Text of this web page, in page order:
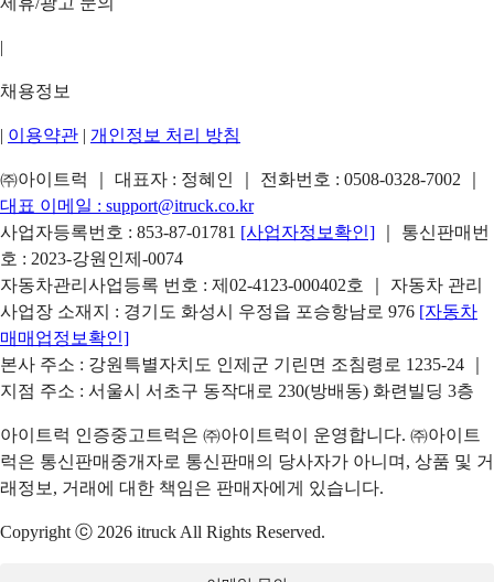
|
채용정보
| 이용약관 | 개인정보 처리 방침
㈜아이트럭 ｜ 대표자 : 정혜인 ｜ 전화번호 : 0508-0328-7002
대표 이메일 : support@itruck.co.kr
사업자등록번호 : 853-87-01781 [사업자정보확인]
｜ 통신판매번
호 : 2023-강원인제-0074
자동차관리사업등록 번호 : 제02-4123-000402호 ｜ 자동차 관리
사업장 소재지 : 경기도 화성시 우정읍 포승항남로 976 [자동차
매매업정보확인]
본사 주소 : 강원특별자치도 인제군 기린면 조침령로 1235-24 ｜
지점 주소 : 서울시 서초구 동작대로 230(방배동) 화련빌딩 3층
아이트럭 인증중고트럭은 ㈜아이트럭이 운영합니다. ㈜아이트
럭은 통신판매중개자로 통신판매의 당사자가 아니며, 상품 및 거
래정보, 거래에 대한 책임은 판매자에게 있습니다.
Copyright ⓒ 2026 itruck All Rights Reserved.